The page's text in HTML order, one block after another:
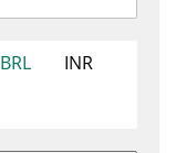
BRL
INR